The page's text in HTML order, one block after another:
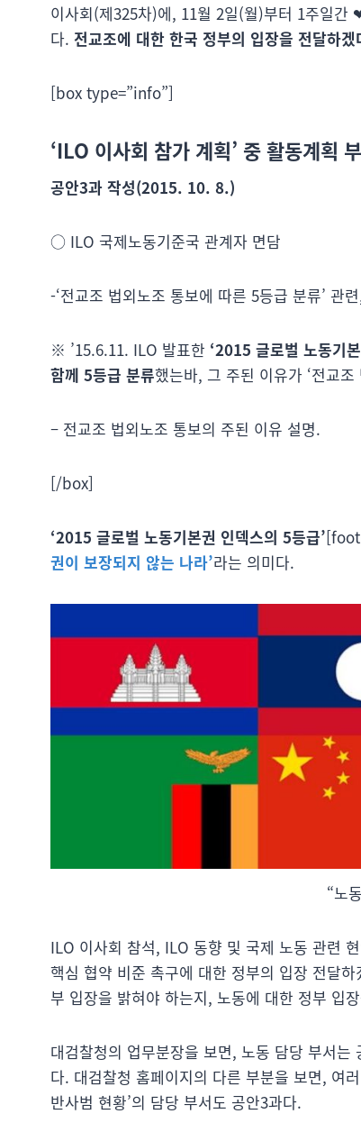
이사회(제325차)에, 11월 2일(월)부터 1주일
다. 전교조에 대한 한국 정부의 입장을 전달하겠
[box type=”info”]
‘ILO 이사회 참가 계획’ 중 활동계획
공안3과 작성(2015. 10. 8.)
○ ILO 국제노동기준국 관계자 면담
-‘전교조 법외노조 통보에 따른 5등급 분류’ 관
※ ’15.6.11. ILO 발표한 ‘2015 글로벌 노동기
함께 5등급 분류했는바, 그 주된 이유가 ‘전교조
– 전교조 법외노조 통보의 주된 이유 설명.
[/box]
‘2015 글로벌 노동기본권 인덱스의 5등급’
권이 보장되지 않는 나라’라는 의미다.
“노
ILO 이사회 참석, ILO 동향 및 국제 노동 관련
핵심 협약 비준 촉구에 대한 정부의 입장 전달
부 입장을 밝혀야 하는지, 노동에 대한 정부 입
대검찰청의 업무분장을 보면, 노동 담당 부서
다. 대검찰청 홈페이지의 다른 부분을 보면, 여
반사범 현황’의 담당 부서도 공안3과다.